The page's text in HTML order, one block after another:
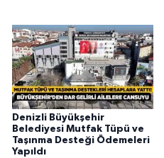
Denizli Büyükşehir
Belediyesi Mutfak Tüpü ve
Taşınma Desteği Ödemeleri
Yapıldı